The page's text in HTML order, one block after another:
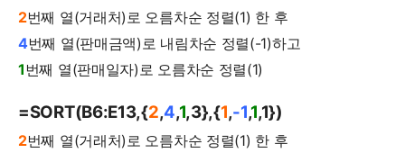
2번째 열(거래처)로 오름차순 정렬(1) 한 후
4번째 열(판매금액)로 내림차순 정렬(-1)하고
1 번째 열(판매일자)로 오름차순 정렬(1)
=SORT(B6:E13,{2,4,1,3},{1,-1,1,1})
2번째 열(거래처)로 오름차순 정렬(1) 한 후